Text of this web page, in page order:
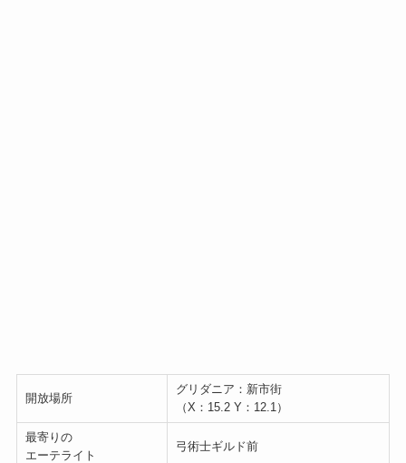
開放場所
グリダニア：新市街
（X：15.2 Y：12.1）
最寄りの
エーテライト
弓術士ギルド前